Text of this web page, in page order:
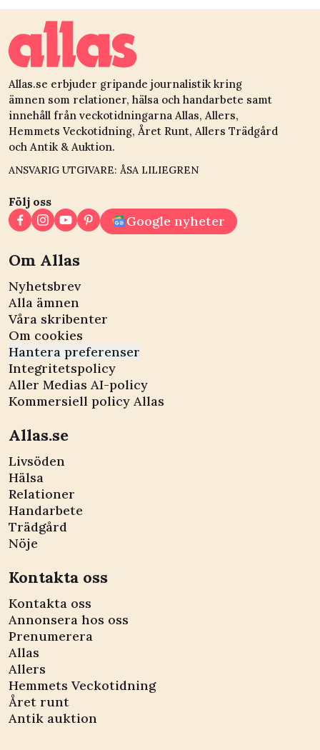
Allas.se erbjuder gripande journalistik kring
ämnen som relationer, hälsa och handarbete samt
innehåll från veckotidningarna Allas, Allers,
Hemmets Veckotidning, Året Runt, Allers Trädgård
och Antik & Auktion.
ANSVARIG UTGIVARE: ÅSA LILIEGREN
Följ oss
Google nyheter
Om Allas
Nyhetsbrev
Alla ämnen
Våra skribenter
Om cookies
Hantera preferenser
Integritetspolicy
Aller Medias AI-policy
Kommersiell policy Allas
Allas.se
Livsöden
Hälsa
Relationer
Handarbete
Trädgård
Nöje
Kontakta oss
Kontakta oss
Annonsera hos oss
Prenumerera
Allas
Allers
Hemmets Veckotidning
Året runt
Antik auktion